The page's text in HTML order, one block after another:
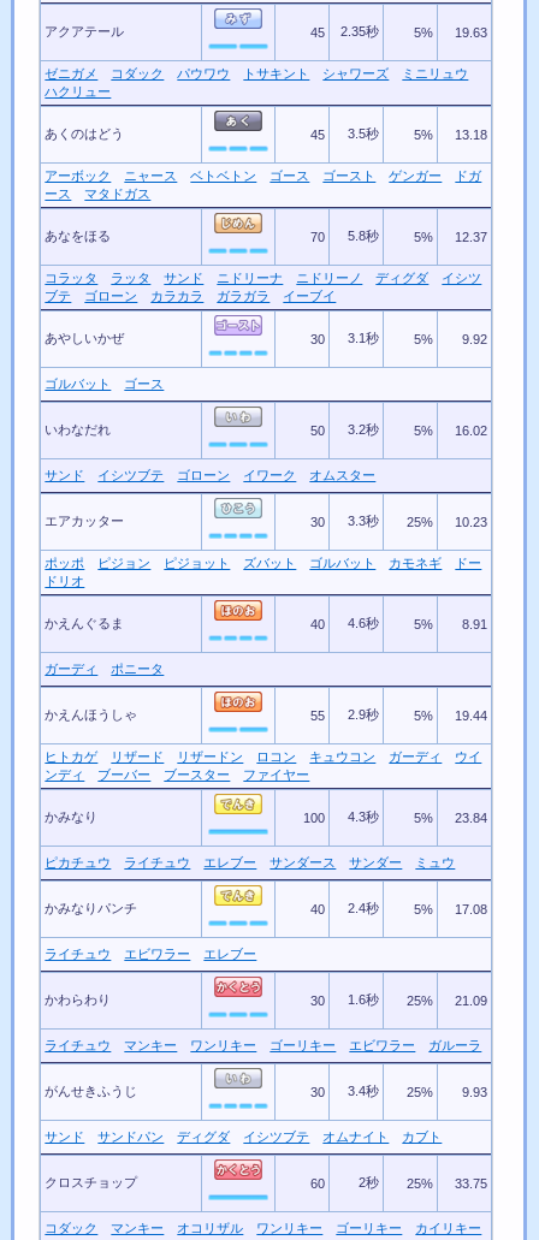
アクアテール 45 2.35秒 5% 19.63
ゼニガメ コダック パウワウ トサキント シャワーズ
ミニリュウ
ハクリュー
あくのはどう 45 3.5秒 5% 13.18
アーボック ニャース ベトベトン ゴース ゴースト ゲンガー
ドガ
ース
マタドガス
あなをほる 70 5.8秒 5% 12.37
コラッタ ラッタ サンド ニドリーナ ニドリーノ ディグダ
イシツ
ブテ
ゴローン カラカラ ガラガラ イーブイ
あやしいかぜ 30 3.1秒 5% 9.92
ゴルバット ゴース
いわなだれ 50 3.2秒 5% 16.02
サンド イシツブテ ゴローン イワーク オムスター
エアカッター 30 3.3秒 25% 10.23
ポッポ ピジョン ピジョット ズバット ゴルバット カモネギ
ドー
ドリオ
かえんぐるま 40 4.6秒 5% 8.91
ガーディ ポニータ
かえんほうしゃ 55 2.9秒 5% 19.44
ヒトカゲ リザード リザードン ロコン キュウコン ガーディ
ウイ
ンディ
ブーバー ブースター ファイヤー
かみなり 100 4.3秒 5% 23.84
ピカチュウ ライチュウ エレブー サンダース サンダー ミュウ
かみなりパンチ 40 2.4秒 5% 17.08
ライチュウ エビワラー エレブー
かわらわり 30 1.6秒 25% 21.09
ライチュウ マンキー ワンリキー ゴーリキー エビワラー ガルーラ
がんせきふうじ 30 3.4秒 25% 9.93
サンド サンドパン ディグダ イシツブテ オムナイト カブト
クロスチョップ 60 2秒 25% 33.75
コダック マンキー オコリザル ワンリキー ゴーリキー カイリキー